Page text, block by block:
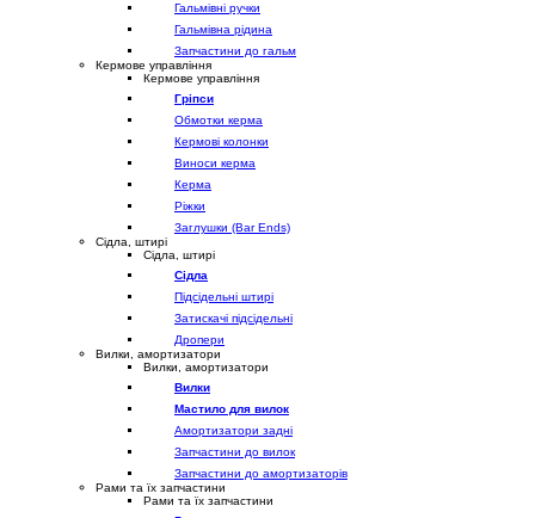
Гальмівні ручки
Гальмівна рідина
Запчастини до гальм
Кермове управління
Кермове управління
Гріпси
Обмотки керма
Кермові колонки
Виноси керма
Керма
Ріжки
Заглушки (Bar Ends)
Сідла, штирі
Сідла, штирі
Сідла
Підсідельні штирі
Затискачі підсідельні
Дропери
Вилки, амортизатори
Вилки, амортизатори
Вилки
Мастило для вилок
Амортизатори задні
Запчастини до вилок
Запчастини до амортизаторів
Рами та їх запчастини
Рами та їх запчастини